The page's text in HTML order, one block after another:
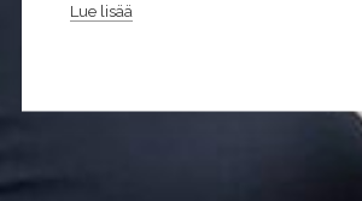
Lue lisää